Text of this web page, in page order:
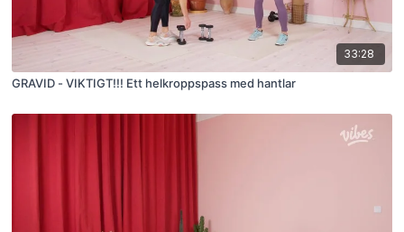
33:28
GRAVID - VIKTIGT!!! Ett helkroppspass med hantlar